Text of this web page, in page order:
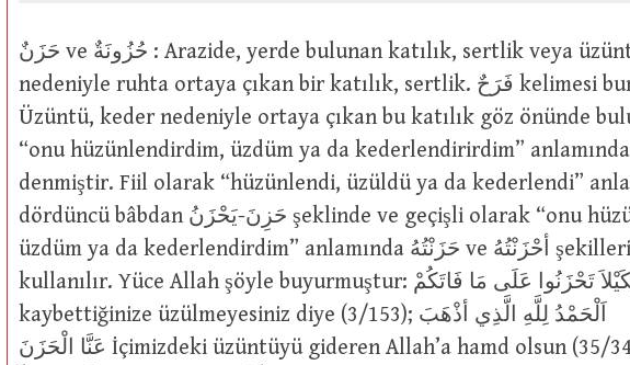
حَزَنٌ ve حُزُونَةٌ : Arazide, yerde bulunan katılık, sertlik veya üzüntü, keder
nedeniyle ruhta ortaya çıkan bir katılık, sertlik. فَرَحٌ kelimesi bunun zıddıdır.
Üzüntü, keder nedeniyle ortaya çıkan bu katılık göz önünde
“onu hüzünlendirdim, üzdüm ya da kederlendirirdim” anlamında خَشَّنْتُ بِصَدْرِهِ
denmiştir. Fiil olarak “hüzünlendi, üzüldü ya da kederlendi”
dördüncü bâbdan حَزِنَ-يَحْزَنُ şeklinde ve geçişli olarak “onu hüzünlendirdim,
üzdüm ya da kederlendirdim” anlamında حَزَنْتُهُ ve أحْزَنْتُهُ şekillerinde
kullanılır. Yüce Allah şöyle buyurmuştur: لِكَيْلاَ تَحْزَنُوا عَلَى مَا فَاتَكُمْ ne
kaybettiğinize üzülmeyesiniz diye (3/153); اَلْحَمْدُ لِلَّهِ الَّذِي أذْهَبَ
عَنَّا الْحَزَنَ İçimizdeki üzüntüyü gideren Allah’a hamd olsun (35/34); تَوَلَّوْا